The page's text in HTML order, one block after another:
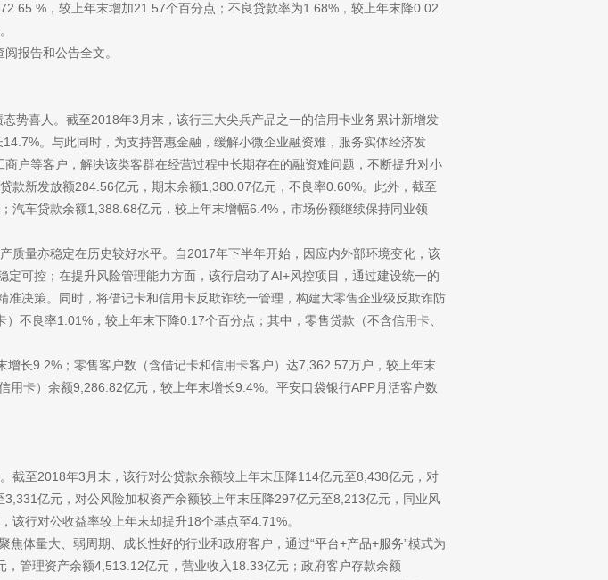
%，较上年末增加21.57个百分点；不良贷款率为1.68%，较上年末降0.02
阅报告和公告全文。
势喜人。截至2018年3月末，该行三大尖兵产品之一的信用卡业务累计新增发
。与此同时，为支持普惠金融，缓解小微企业融资难，服务实体经济发
户等客户，解决该类客群在经营过程中长期存在的融资难问题，不断提升对小
款新发放额284.56亿元，期末余额1,380.07亿元，不良率0.60%。此外，截至
车贷款余额1,388.68亿元，较上年末增幅6.4%，市场份额继续保持同业领
量亦稳定在历史较好水平。自2017年下半年开始，因应内外部环境变化，该
可控；在提升风险管理能力方面，该行启动了AI+风控项目，通过建设统一的
决策。同时，将借记卡和信用卡反欺诈统一管理，构建大零售企业级反欺诈防
不良率1.01%，较上年末下降0.17个百分点；其中，零售贷款（不含信用卡、
长9.2%；零售客户数（含借记卡和信用卡客户）达7,362.57万户，较上年末
卡）余额9,286.82亿元，较上年末增长9.4%。平安口袋银行APP月活客户数
截至2018年3月末，该行对公贷款余额较上年末压降114亿元至8,438亿元，对
亿元，对公风险加权资产余额较上年末压降297亿元至8,213亿元，同业风
行对公收益率较上年末却提升18个基点至4.71%。
焦体量大、弱周期、成长性好的行业和政府客户，通过“平台+产品+服务”模式为
管理资产余额4,513.12亿元，营业收入18.33亿元；政府客户存款余额